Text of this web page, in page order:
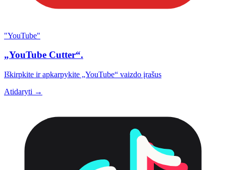
"YouTube"
„YouTube Cutter“.
Iškirpkite ir apkarpykite „YouTube“ vaizdo įrašus
Atidaryti →